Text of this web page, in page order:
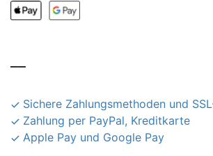
Sichere Zahlungsmethoden und
Zahlung per PayPal, Kreditkarte
Apple Pay und Google Pay